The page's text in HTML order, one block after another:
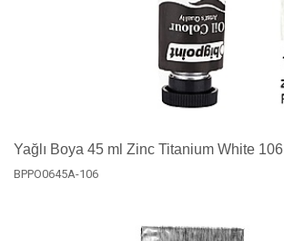
Yağlı Boya 45 ml Zinc Titanium White 106
BPPO0645A-106